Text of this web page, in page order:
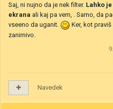
Saj, ni nujno da je nek filter. Lahko
ekrana ali kaj pa vem, . Samo, da
vseeno da uganit.
Ker, kot
zanimivo.
Navedek